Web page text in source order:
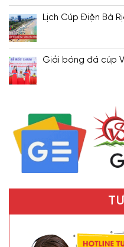
Lịch Cúp Điện Bà
Giải bóng đá cúp